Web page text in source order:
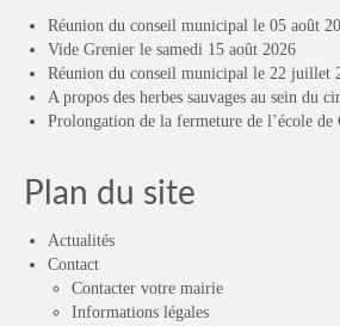
Réunion du conseil municipal le 05 août
Vide Grenier le samedi 15 août 2026
Réunion du conseil municipal le 22 juillet
A propos des herbes sauvages au sein du
Prolongation de la fermeture de l’école de
Plan du site
Actualités
Contact
Contacter votre mairie
Informations légales